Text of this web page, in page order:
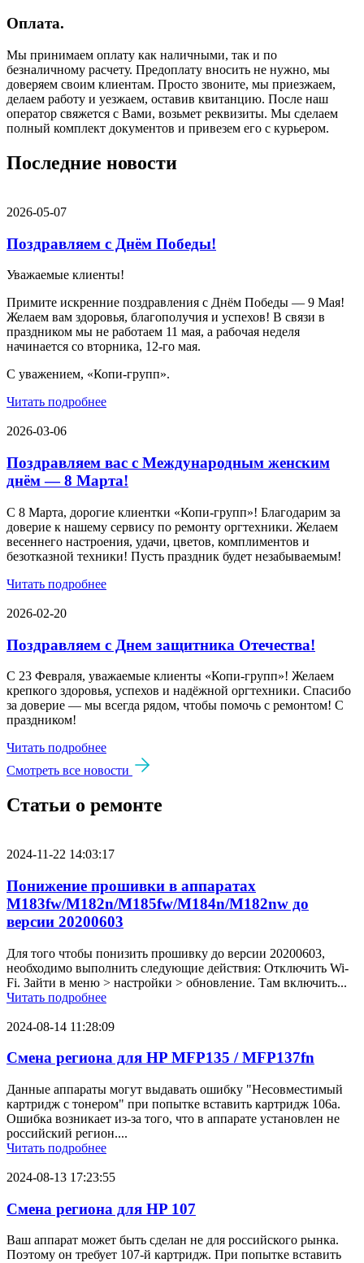
Оплата.
Мы принимаем оплату как наличными, так и по
безналичному расчету. Предоплату вносить не нужно, мы
доверяем своим клиентам. Просто звоните, мы приезжаем,
делаем работу и уезжаем, оставив квитанцию. После наш
оператор свяжется с Вами, возьмет реквизиты. Мы сделаем
полный комплект документов и привезем его с курьером.
Последние новости
2026-05-07
Поздравляем с Днём Победы!
Уважаемые клиенты!
Примите искренние поздравления с Днём Победы — 9 Мая!
Желаем вам здоровья, благополучия и успехов! В связи в
праздником мы не работаем 11 мая, а рабочая неделя
начинается со вторника, 12-го мая.
С уважением, «Копи-групп».
Читать подробнее
2026-03-06
Поздравляем вас с Международным женским
днём — 8 Марта!
С 8 Марта, дорогие клиентки «Копи‑групп»! Благодарим за
доверие к нашему сервису по ремонту оргтехники. Желаем
весеннего настроения, удачи, цветов, комплиментов и
безотказной техники! Пусть праздник будет незабываемым!
Читать подробнее
2026-02-20
Поздравляем с Днем защитника Отечества!
С 23 Февраля, уважаемые клиенты «Копи‑групп»! Желаем
крепкого здоровья, успехов и надёжной оргтехники. Спасибо
за доверие — мы всегда рядом, чтобы помочь с ремонтом! С
праздником!
Читать подробнее
Смотреть все новости
Статьи о ремонте
2024-11-22 14:03:17
Понижение прошивки в аппаратах
M183fw/M182n/M185fw/M184n/M182nw до
версии 20200603
Для того чтобы понизить прошивку до версии 20200603,
необходимо выполнить следующие действия: Отключить Wi-
Fi. Зайти в меню > настройки > обновление. Там включить...
Читать подробнее
2024-08-14 11:28:09
Смена региона для HP MFP135 / MFP137fn
Данные аппараты могут выдавать ошибку "Несовместимый
картридж с тонером" при попытке вставить картридж 106a.
Ошибка возникает из-за того, что в аппарате установлен не
российский регион....
Читать подробнее
2024-08-13 17:23:55
Смена региона для HP 107
Ваш аппарат может быть сделан не для российского рынка.
Поэтому он требует 107-й картридж. При попытке вставить